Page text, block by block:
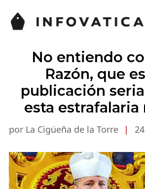
No entiendo
Razón, que
publicación
esta estrafalaria
por La Cigüeña de la Torre |